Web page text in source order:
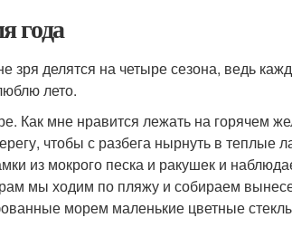
года
делятся на четыре сезона, ведь
лето.
Как мне нравится лежать на горячем
чтобы с разбега нырнуть в теплые
из мокрого песка и ракушек и
мы ходим по пляжу и собираем
морем ма­ленькие цветные